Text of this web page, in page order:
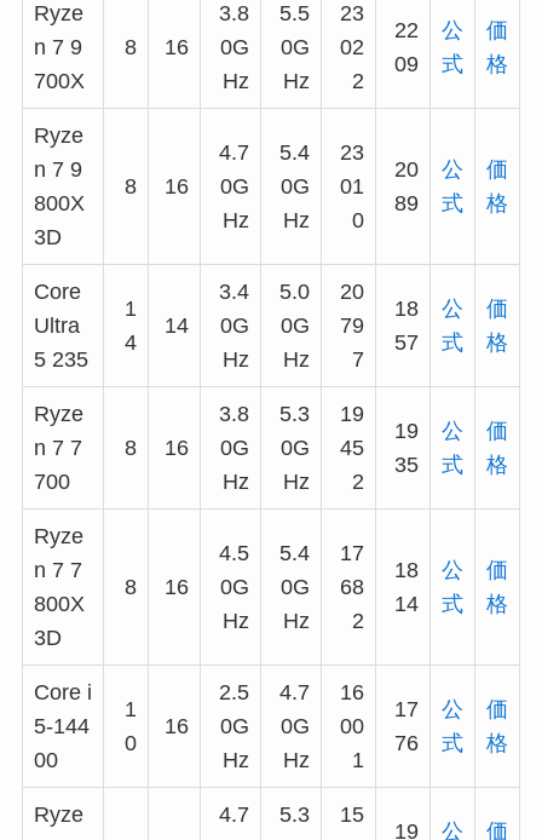
Ryze
n 7 9
700X
8 16
3.8
0G
Hz
5.5
0G
Hz
23
02
2
22
09
公
式
価
格
Ryze
n 7 9
800X
3D
8 16
4.7
0G
Hz
5.4
0G
Hz
23
01
0
20
89
公
式
価
格
Core
Ultra
5 235
1
4
14
3.4
0G
Hz
5.0
0G
Hz
20
79
7
18
57
公
式
価
格
Ryze
n 7 7
700
8 16
3.8
0G
Hz
5.3
0G
Hz
19
45
2
19
35
公
式
価
格
Ryze
n 7 7
800X
3D
8 16
4.5
0G
Hz
5.4
0G
Hz
17
68
2
18
14
公
式
価
格
Core i
5-144
00
1
0
16
2.5
0G
Hz
4.7
0G
Hz
16
00
1
17
76
公
式
価
格
Ryze
4.7
5.3
15
19 公 価